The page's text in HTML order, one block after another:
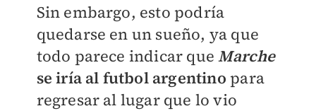
Sin embargo, esto podría
quedarse en un sueño, ya que
todo parece indicar que Marche
se iría al futbol argentino para
regresar al lugar que lo vio